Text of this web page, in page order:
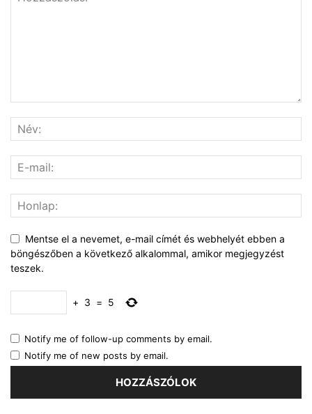
Mentse el a nevemet, e-mail címét és webhelyét ebben a
böngészőben a következő alkalommal, amikor megjegyzést
teszek.
+ 3 = 5
Notify me of follow-up comments by email.
Notify me of new posts by email.